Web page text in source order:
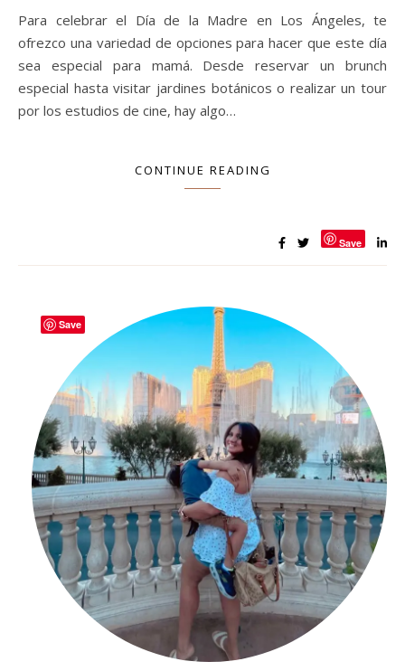
Para celebrar el Día de la Madre en Los Ángeles, te
ofrezco una variedad de opciones para hacer que este día
sea especial para mamá. Desde reservar un brunch
especial hasta visitar jardines botánicos o realizar un tour
por los estudios de cine, hay algo…
CONTINUE READING
Save
Save